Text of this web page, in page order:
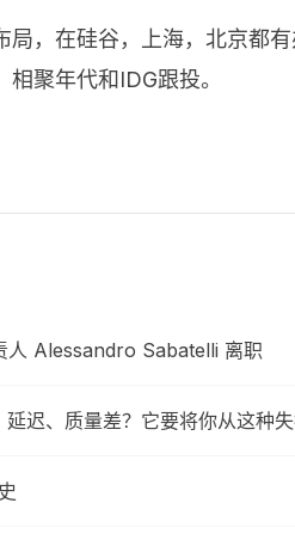
局，在硅谷，上海，北京都
聚年代和IDG跟投。
人 Alessandro Sabatelli 离职
迟、质量差？它要将你从这种